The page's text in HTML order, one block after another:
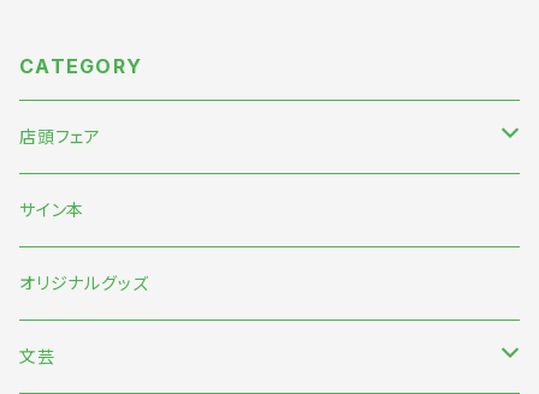
CATEGORY
店頭フェア
5月末〜伊藤紺『わたしのなかにある巨大な星』刊行記念フェア
7月『グッバイ・ハロー・ワールド』『終末パートナー』刊行記念
サイン本
オリジナルグッズ
文芸